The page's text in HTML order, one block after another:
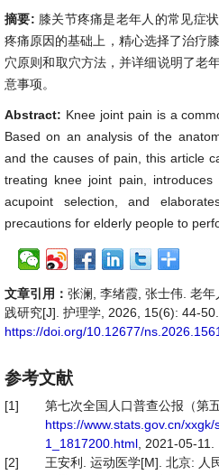
摘要: 膝关节疼痛是老年人的常见症
疼痛原因的基础上，精心选择了治疗
穴原则和取穴方法，并详细说明了老
意事项。
Abstract: Knee joint pain is a
Based on an analysis of the
and the causes of pain, this article
treating knee joint pain,
acupoint selection, and
precautions for elderly people to
文章引用： 张澜, 李绪霞, 张士伟. 老
践研究[J]. 护理学, 2026, 15(6): 44-50.
https://doi.org/10.12677/
参考文献
[1]
第七次全国人口普查公报（第
https://www.stats.gov.cn/
1_1817200.html , 2021-05-11.
[2]
王安利. 运动医学[M]. 北京: 人